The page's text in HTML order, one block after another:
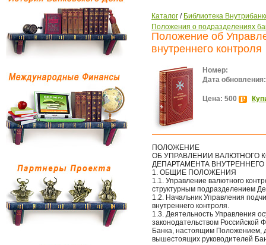
Каталог / Библиотека
Положения о подразделениях
Положение об
внутреннего контроля
Номер:
Дата обновления:
Цена: 500
ПОЛОЖЕНИЕ
ОБ УПРАВЛЕНИИ ВАЛЮТНОГО
ДЕПАРТАМЕНТА
1. ОБЩИЕ ПОЛОЖЕНИЯ
1.1. Управление валютного
структурным подразделением
1.2. Начальник Управления
внутреннего контроля.
1.3. Деятельность Управления
законодательством Российской
Банка, настоящим Положением,
вышестоящих руководителей